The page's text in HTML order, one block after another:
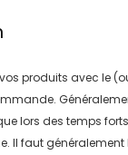
produits avec le
lors des temps
Il faut généralement